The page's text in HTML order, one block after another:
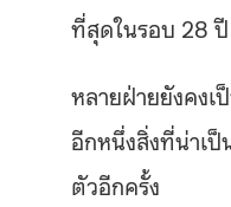
ที่สุดในรอบ 28
หลายฝ่ายยังคง
อีกหนึ่งสิ่งที่น่าเป็
ตัวอีกครั้ง